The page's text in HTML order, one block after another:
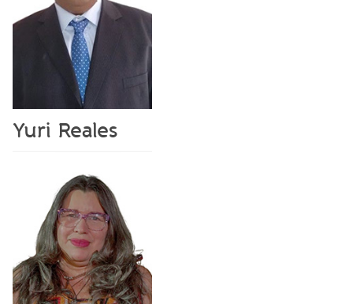
Yuri Reales